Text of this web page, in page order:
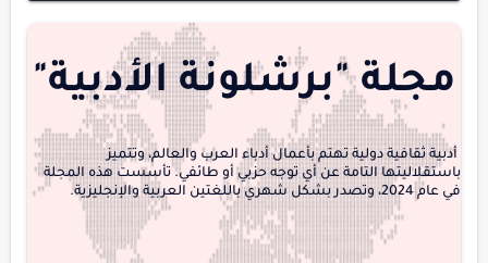
هايكو
interview
مجلة "برشلونة الأدبية"
أدبية ثقافية دولية تهتم بأعمال أدباء العرب والعالم، وتتميز
باستقلاليتها التامة عن أي توجه حزبي أو طائفي. تأسست هذه المجلة
في عام 2024، وتصدر بشكل شهري باللغتين العربية والإنجليزية.